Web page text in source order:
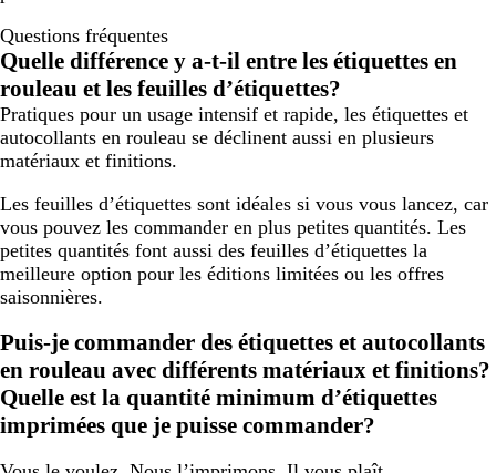
Questions fréquentes
Quelle différence y a-t-il entre les étiquettes en
rouleau et les feuilles d’étiquettes?
Pratiques pour un usage intensif et rapide, les étiquettes et
autocollants en rouleau se déclinent aussi en plusieurs
matériaux et finitions.
Les feuilles d’étiquettes sont idéales si vous vous lancez, car
vous pouvez les commander en plus petites quantités. Les
petites quantités font aussi des feuilles d’étiquettes la
meilleure option pour les éditions limitées ou les offres
saisonnières.
Puis-je commander des étiquettes et autocollants
en rouleau avec différents matériaux et finitions?
Quelle est la quantité minimum d’étiquettes
imprimées que je puisse commander?